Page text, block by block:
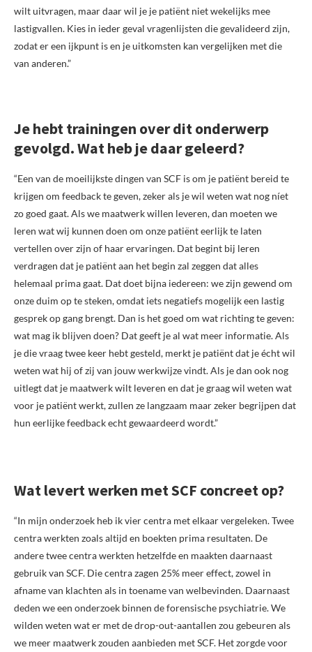
wilt uitvragen, maar daar wil je je patiënt niet wekelijks mee
lastigvallen. Kies in ieder geval vragenlijsten die gevalideerd zijn,
zodat er een ijkpunt is en je uitkomsten kan vergelijken met die
van anderen.”
Je hebt trainingen over dit onderwerp
gevolgd. Wat heb je daar geleerd?
“Een van de moeilijkste dingen van SCF is om je patiënt bereid te
krijgen om feedback te geven, zeker als je wil weten wat nog níet
zo goed gaat. Als we maatwerk willen leveren, dan moeten we
leren wat wij kunnen doen om onze patiënt eerlijk te laten
vertellen over zijn of haar ervaringen. Dat begint bij leren
verdragen dat je patiënt aan het begin zal zeggen dat alles
helemaal prima gaat. Dat doet bijna iedereen: we zijn gewend om
onze duim op te steken, omdat iets negatiefs mogelijk een lastig
gesprek op gang brengt. Dan is het goed om wat richting te geven:
wat mag ik blijven doen? Dat geeft je al wat meer informatie. Als
je die vraag twee keer hebt gesteld, merkt je patiënt dat je écht wil
weten wat hij of zij van jouw werkwijze vindt. Als je dan ook nog
uitlegt dat je maatwerk wilt leveren en dat je graag wil weten wat
voor je patiënt werkt, zullen ze langzaam maar zeker begrijpen dat
hun eerlijke feedback echt gewaardeerd wordt.”
Wat levert werken met SCF concreet op?
“In mijn onderzoek heb ik vier centra met elkaar vergeleken. Twee
centra werkten zoals altijd en boekten prima resultaten. De
andere twee centra werkten hetzelfde en maakten daarnaast
gebruik van SCF. Die centra zagen 25% meer effect, zowel in
afname van klachten als in toename van welbevinden. Daarnaast
deden we een onderzoek binnen de forensische psychiatrie. We
wilden weten wat er met de drop-out-aantallen zou gebeuren als
we meer maatwerk zouden aanbieden met SCF. Het zorgde voor